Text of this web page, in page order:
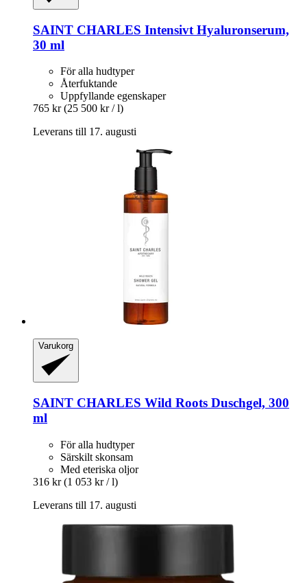
SAINT CHARLES Intensivt Hyaluronserum,
30 ml
För alla hudtyper
Återfuktande
Uppfyllande egenskaper
765 kr (25 500 kr / l)
Leverans till 17. augusti
Varukorg
SAINT CHARLES Wild Roots Duschgel, 300
ml
För alla hudtyper
Särskilt skonsam
Med eteriska oljor
316 kr (1 053 kr / l)
Leverans till 17. augusti